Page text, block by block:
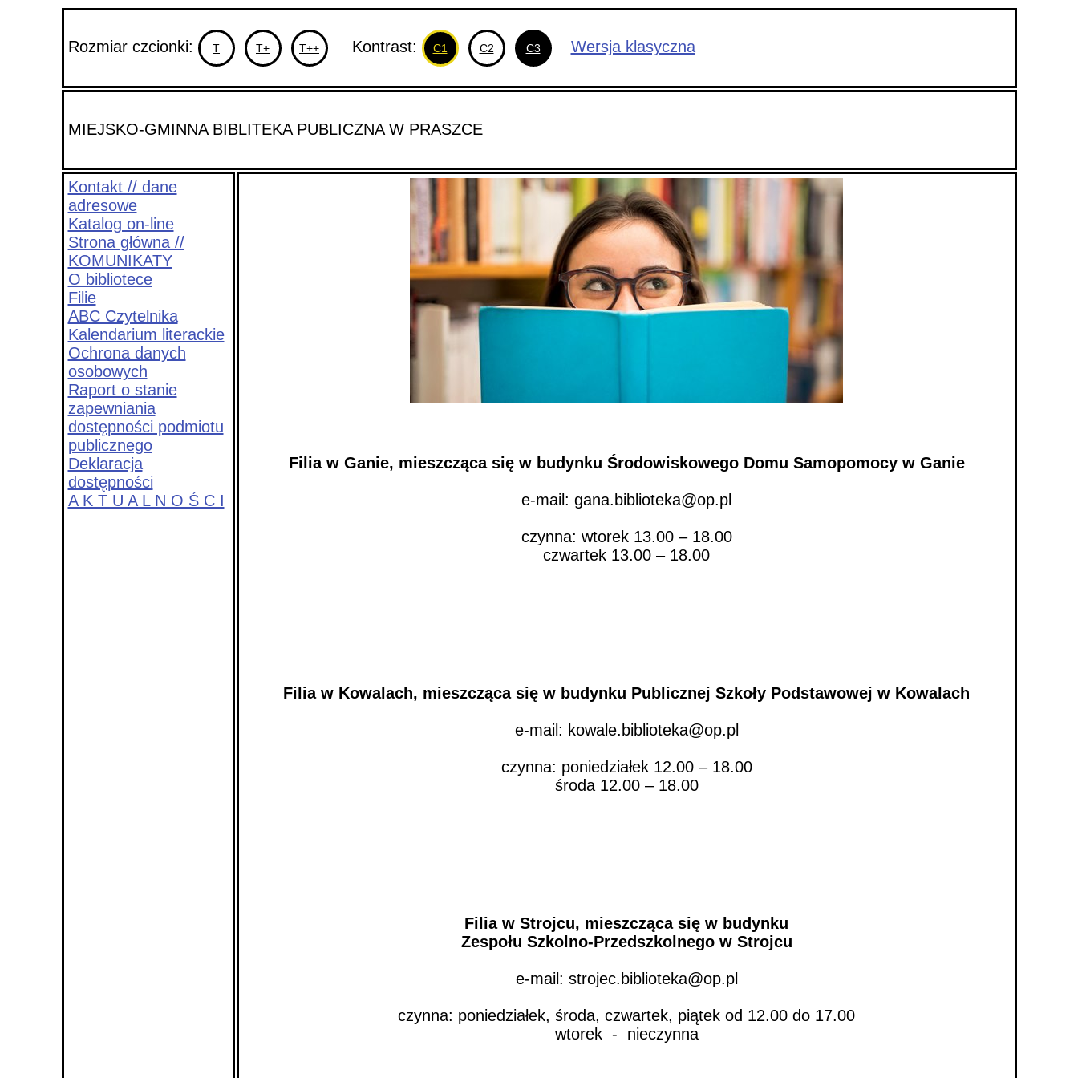
Rozmiar czcionki: T T+ T++ Kontrast: C1 C2 C3 Wersja klasyczna
MIEJSKO-GMINNA BIBLITEKA PUBLICZNA W PRASZCE
Kontakt // dane
adresowe
Katalog on-line
Strona główna //
KOMUNIKATY
O bibliotece
Filie
ABC Czytelnika
Kalendarium literackie
Ochrona danych
osobowych
Raport o stanie
zapewniania
dostępności podmiotu
publicznego
Deklaracja
dostępności
A K T U A L N O Ś C I
Filia w Ganie, mieszcząca się w budynku Środowiskowego Domu Samopomocy w Ganie
e-mail: gana.biblioteka@op.pl
czynna: wtorek 13.00 – 18.00
czwartek 13.00 – 18.00
Filia w Kowalach, mieszcząca się w budynku Publicznej Szkoły Podstawowej w Kowalach
e-mail: kowale.biblioteka@op.pl
czynna: poniedziałek 12.00 – 18.00
środa 12.00 – 18.00
Filia w Strojcu, mieszcząca się w budynku
Zespołu Szkolno-Przedszkolnego w Strojcu
e-mail: strojec.biblioteka@op.pl
czynna: poniedziałek, środa, czwartek, piątek od 12.00 do 17.00
wtorek - nieczynna